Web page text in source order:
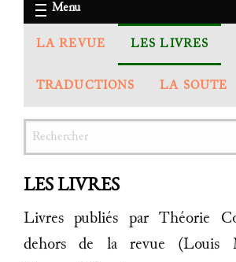
Menu
LA REVUE LES LIVRES
TRADUCTIONS LA SOUTE
LES LIVRES
Livres publiés par Théorie
dehors de la revue (Louis
Rechercher